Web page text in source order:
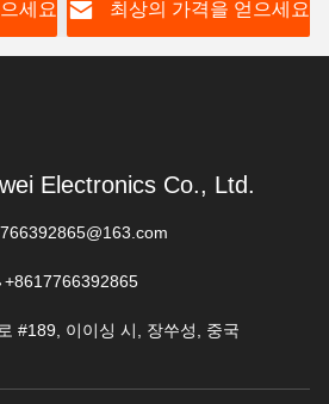
세요
최상의 가격을 얻으세요
Electronics Co., Ltd.
+8617766392865
#189, 이이싱 시, 장쑤성, 중국